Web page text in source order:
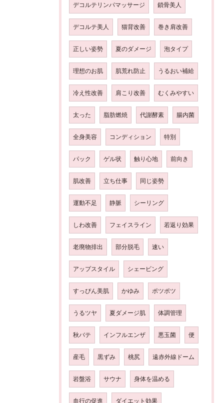
デコルテリンパマッサージ 鎖骨美人
デコルテ美人 猫背改善 巻き肩改善
正しい姿勢 夏のダメージ 泡タイプ
理想のお肌 肌荒れ防止 うるおい補給
冷え性改善 肩こり改善 むくみやすい
太った 脂肪燃焼 代謝酵素 腸内菌
全身美容 コンディション 特別
パック ゲル状 触り心地 前向き
肌改善 立ち仕事 同じ姿勢
運動不足 静脈 シーリング
しわ改善 フェイスライン 若返り効果
老廃物排出 部分脱毛 速い
アップスタイル シェービング
すっぴん美肌 かゆみ ポツポツ
うるツヤ 夏ダメージ肌 体調管理
秋バテ インフルエンザ 悪玉菌 便
産毛 黒ずみ 桃尻 遠赤外線ドーム
岩盤浴 サウナ 身体を温める
血行の促進 ダイエット効果